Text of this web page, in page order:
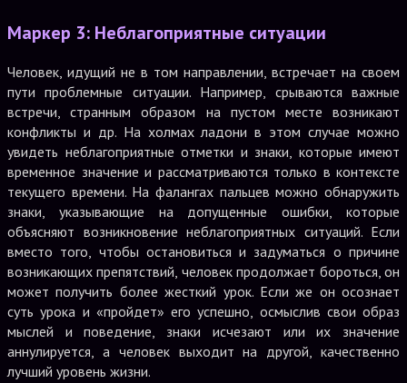
Маркер 3: Неблагоприятные ситуации
Человек, идущий не в том направлении, встречает на своем
пути проблемные ситуации. Например, срываются важные
встречи, странным образом на пустом месте возникают
конфликты и др. На холмах ладони в этом случае можно
увидеть неблагоприятные отметки и знаки, которые имеют
временное значение и рассматриваются только в контексте
текущего времени. На фалангах пальцев можно обнаружить
знаки, указывающие на допущенные ошибки, которые
объясняют возникновение неблагоприятных ситуаций. Если
вместо того, чтобы остановиться и задуматься о причине
возникающих препятствий, человек продолжает бороться, он
может получить более жесткий урок. Если же он осознает
суть урока и «пройдет» его успешно, осмыслив свои образ
мыслей и поведение, знаки исчезают или их значение
аннулируется, а человек выходит на другой, качественно
лучший уровень жизни.